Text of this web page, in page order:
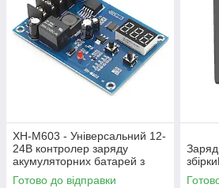
XH-M603 - Універсальний 12-
24В контролер заряду
акумуляторних батарей з
індикатором
Готово до відправки